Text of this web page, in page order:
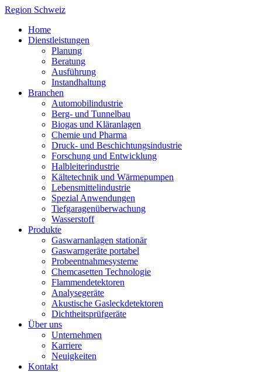
Region Schweiz
Home
Dienstleistungen
Planung
Beratung
Ausführung
Instandhaltung
Branchen
Automobilindustrie
Berg- und Tunnelbau
Biogas und Kläranlagen
Chemie und Pharma
Druck- und Beschichtungsindustrie
Forschung und Entwicklung
Halbleiterindustrie
Kältetechnik und Wärmepumpen
Lebensmittelindustrie
Spezial Anwendungen
Tiefgaragenüberwachung
Wasserstoff
Produkte
Gaswarnanlagen stationär
Gaswarngeräte portabel
Probeentnahmesysteme
Chemcasetten Technologie
Flammendetektoren
Analysegeräte
Akustische Gasleckdetektoren
Dichtheitsprüfgeräte
Über uns
Unternehmen
Karriere
Neuigkeiten
Kontakt